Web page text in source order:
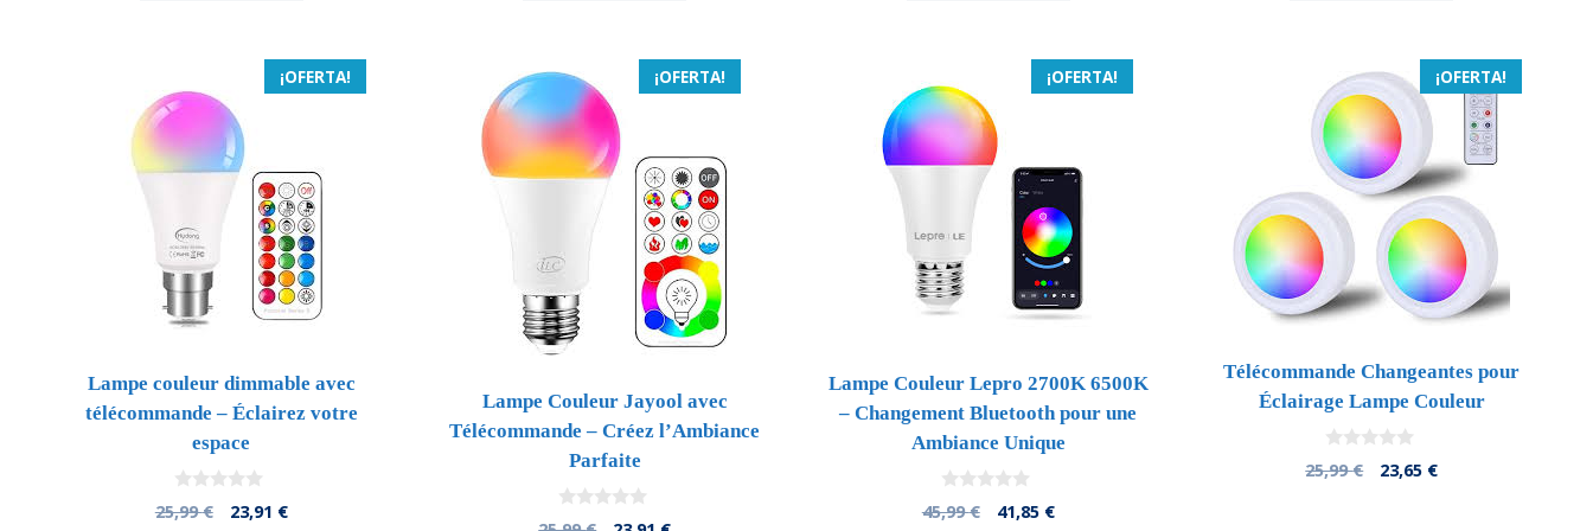
¡OFERTA!
Lampe couleur dimmable avec
télécommande – Éclairez votre
espace
0
d
25,99€
El
23,91 €El
¡OFERTA!
Lampe Couleur Jayool avec
Télécommande – Créez l’Ambiance
Parfaite
0
¡OFERTA!
Lampe Couleur Lepro 2700K 6500K
– Changement Bluetooth pour une
Ambiance Unique
0
d
45,99€
El
41,85 €El
¡OFERTA!
Télécommande Changeantes pour
Éclairage Lampe Couleur
0
d
25,99€
El
23,65 €El